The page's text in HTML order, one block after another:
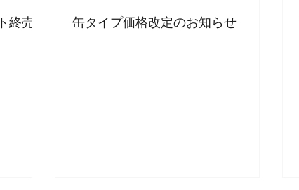
売の
缶タイプ価格改定のお知らせ